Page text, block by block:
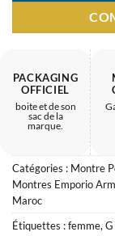
PACKAGING
OFFICIEL
boite et de son
sac de la
marque.
Catégories : Montre
Montres Emporio
Maroc
Étiquettes :femme,G